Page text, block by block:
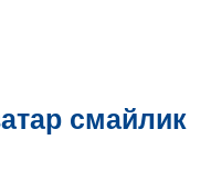
смайлик